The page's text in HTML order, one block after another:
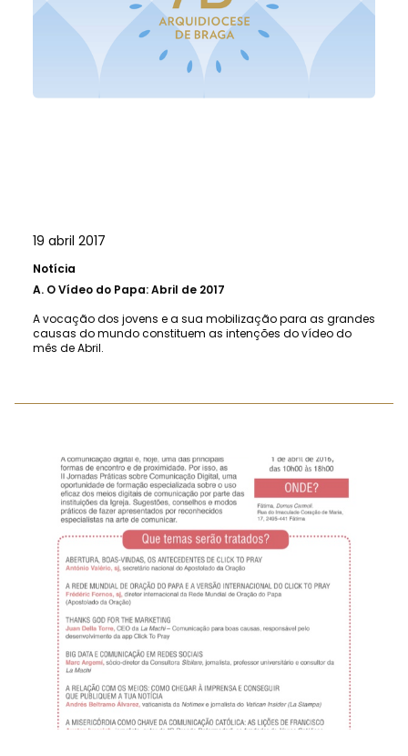
19 abril 2017
Notícia
A. O Vídeo do Papa: Abril de 2017
A vocação dos jovens e a sua mobilização para as grandes
causas do mundo constituem as intenções do vídeo do
mês de Abril.